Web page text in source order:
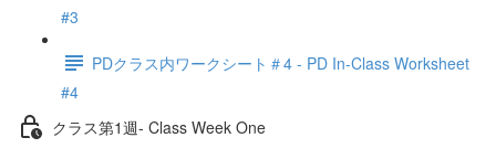
#3
PDクラス内ワークシート＃4 - PD In-Class Worksheet
#4
クラス第1週- Class Week One